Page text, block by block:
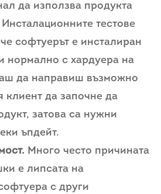
да използва продукта
тестове
софтуерът е инсталиран
нормално с хардуера на
да направиш възможно
клиент да започне да
затова са нужни
ъпдейт.
Много често причината
е липсата на
с други